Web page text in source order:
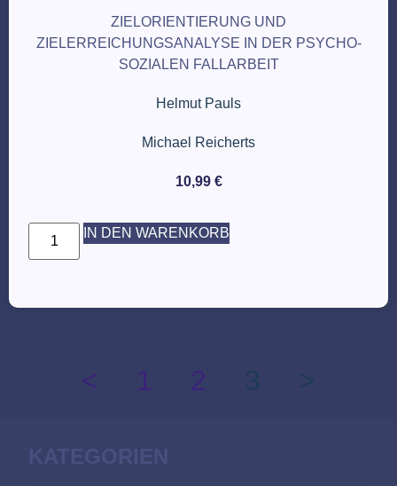
KATEGORIEN
ZIELORIENTIERUNG UND
ZIELERREICHUNGSANALYSE IN DER PSYCHO-
SOZIALEN FALLARBEIT
Helmut Pauls
Michael Reicherts
10,99 €
IN DEN WARENKORB
< 1 2